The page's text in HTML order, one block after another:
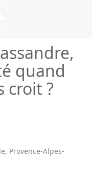
quand
croit ?
Provence-Alpes-